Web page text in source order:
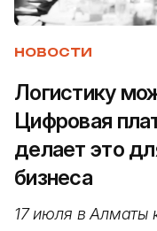
НОВОСТИ
Логистику
Цифровая
делает это
бизнеса
17 июля в Алматы